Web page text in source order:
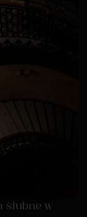
ślubne w